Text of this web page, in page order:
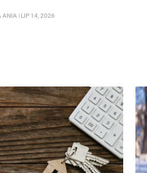
ANIA | LIP 14, 2026